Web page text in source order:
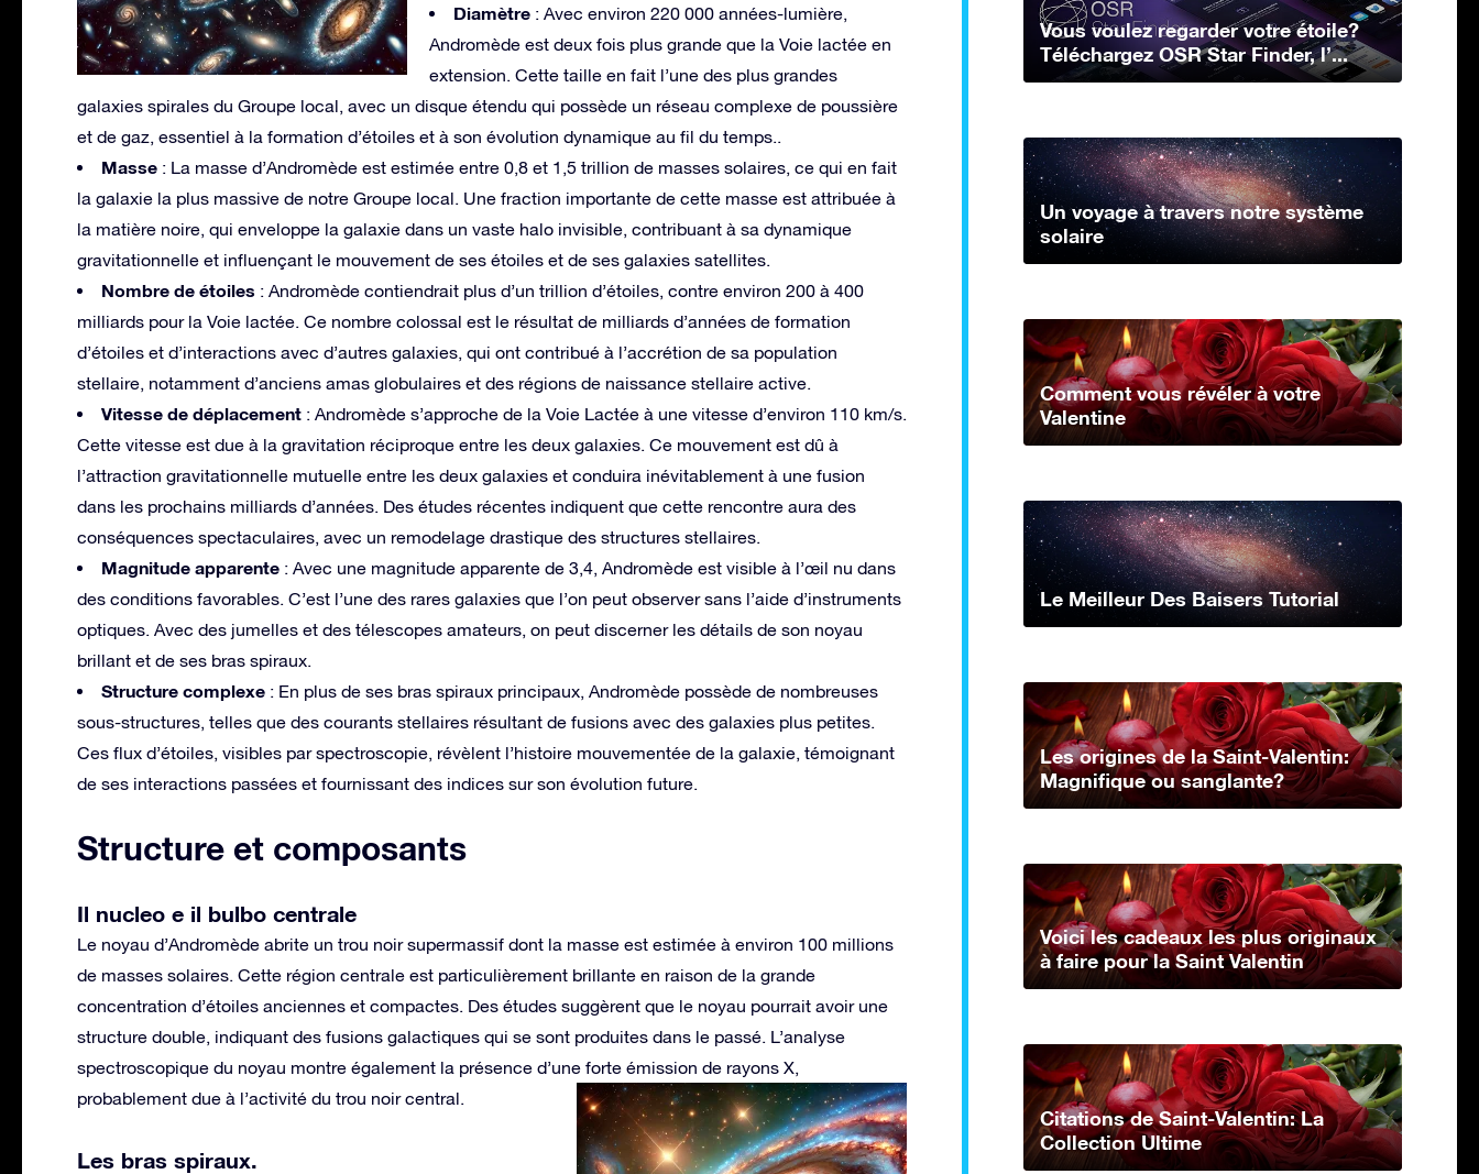
Diamètre : Avec environ 220 000 années-lumière,
Andromède est deux fois plus grande que la Voie lactée en
extension. Cette taille en fait l’une des plus grandes
galaxies spirales du Groupe local, avec un disque étendu qui possède un réseau complexe de poussière
et de gaz, essentiel à la formation d’étoiles et à son évolution dynamique au fil du temps..
Masse : La masse d’Andromède est estimée entre 0,8 et 1,5 trillion de masses solaires, ce qui en fait
la galaxie la plus massive de notre Groupe local. Une fraction importante de cette masse est attribuée à
la matière noire, qui enveloppe la galaxie dans un vaste halo invisible, contribuant à sa dynamique
gravitationnelle et influençant le mouvement de ses étoiles et de ses galaxies satellites.
Nombre de étoiles : Andromède contiendrait plus d’un trillion d’étoiles, contre environ 200 à 400
milliards pour la Voie lactée. Ce nombre colossal est le résultat de milliards d’années de formation
d’étoiles et d’interactions avec d’autres galaxies, qui ont contribué à l’accrétion de sa population
stellaire, notamment d’anciens amas globulaires et des régions de naissance stellaire active.
Vitesse de déplacement : Andromède s’approche de la Voie Lactée à une vitesse d’environ 110 km/s.
Cette vitesse est due à la gravitation réciproque entre les deux galaxies. Ce mouvement est dû à
l’attraction gravitationnelle mutuelle entre les deux galaxies et conduira inévitablement à une fusion
dans les prochains milliards d’années. Des études récentes indiquent que cette rencontre aura des
conséquences spectaculaires, avec un remodelage drastique des structures stellaires.
Magnitude apparente : Avec une magnitude apparente de 3,4, Andromède est visible à l’œil nu dans
des conditions favorables. C’est l’une des rares galaxies que l’on peut observer sans l’aide d’instruments
optiques. Avec des jumelles et des télescopes amateurs, on peut discerner les détails de son noyau
brillant et de ses bras spiraux.
Structure complexe : En plus de ses bras spiraux principaux, Andromède possède de nombreuses
sous-structures, telles que des courants stellaires résultant de fusions avec des galaxies plus petites.
Ces flux d’étoiles, visibles par spectroscopie, révèlent l’histoire mouvementée de la galaxie, témoignant
de ses interactions passées et fournissant des indices sur son évolution future.
Structure et composants
Il nucleo e il bulbo centrale
Le noyau d’Andromède abrite un trou noir supermassif dont la masse est estimée à environ 100 millions
de masses solaires. Cette région centrale est particulièrement brillante en raison de la grande
concentration d’étoiles anciennes et compactes. Des études suggèrent que le noyau pourrait avoir une
structure double, indiquant des fusions galactiques qui se sont produites dans le passé. L’analyse
spectroscopique du noyau montre également la présence d’une forte émission de rayons X,
probablement due à l’activité du trou noir central.
Les bras spiraux.
Vous voulez regarder votre étoile?
Téléchargez OSR Star Finder, l’...
Un voyage à travers notre système
solaire
Comment vous révéler à votre
Valentine
Le Meilleur Des Baisers Tutorial
Les origines de la Saint-Valentin:
Magnifique ou sanglante?
Voici les cadeaux les plus originaux
à faire pour la Saint Valentin
Citations de Saint-Valentin: La
Collection Ultime